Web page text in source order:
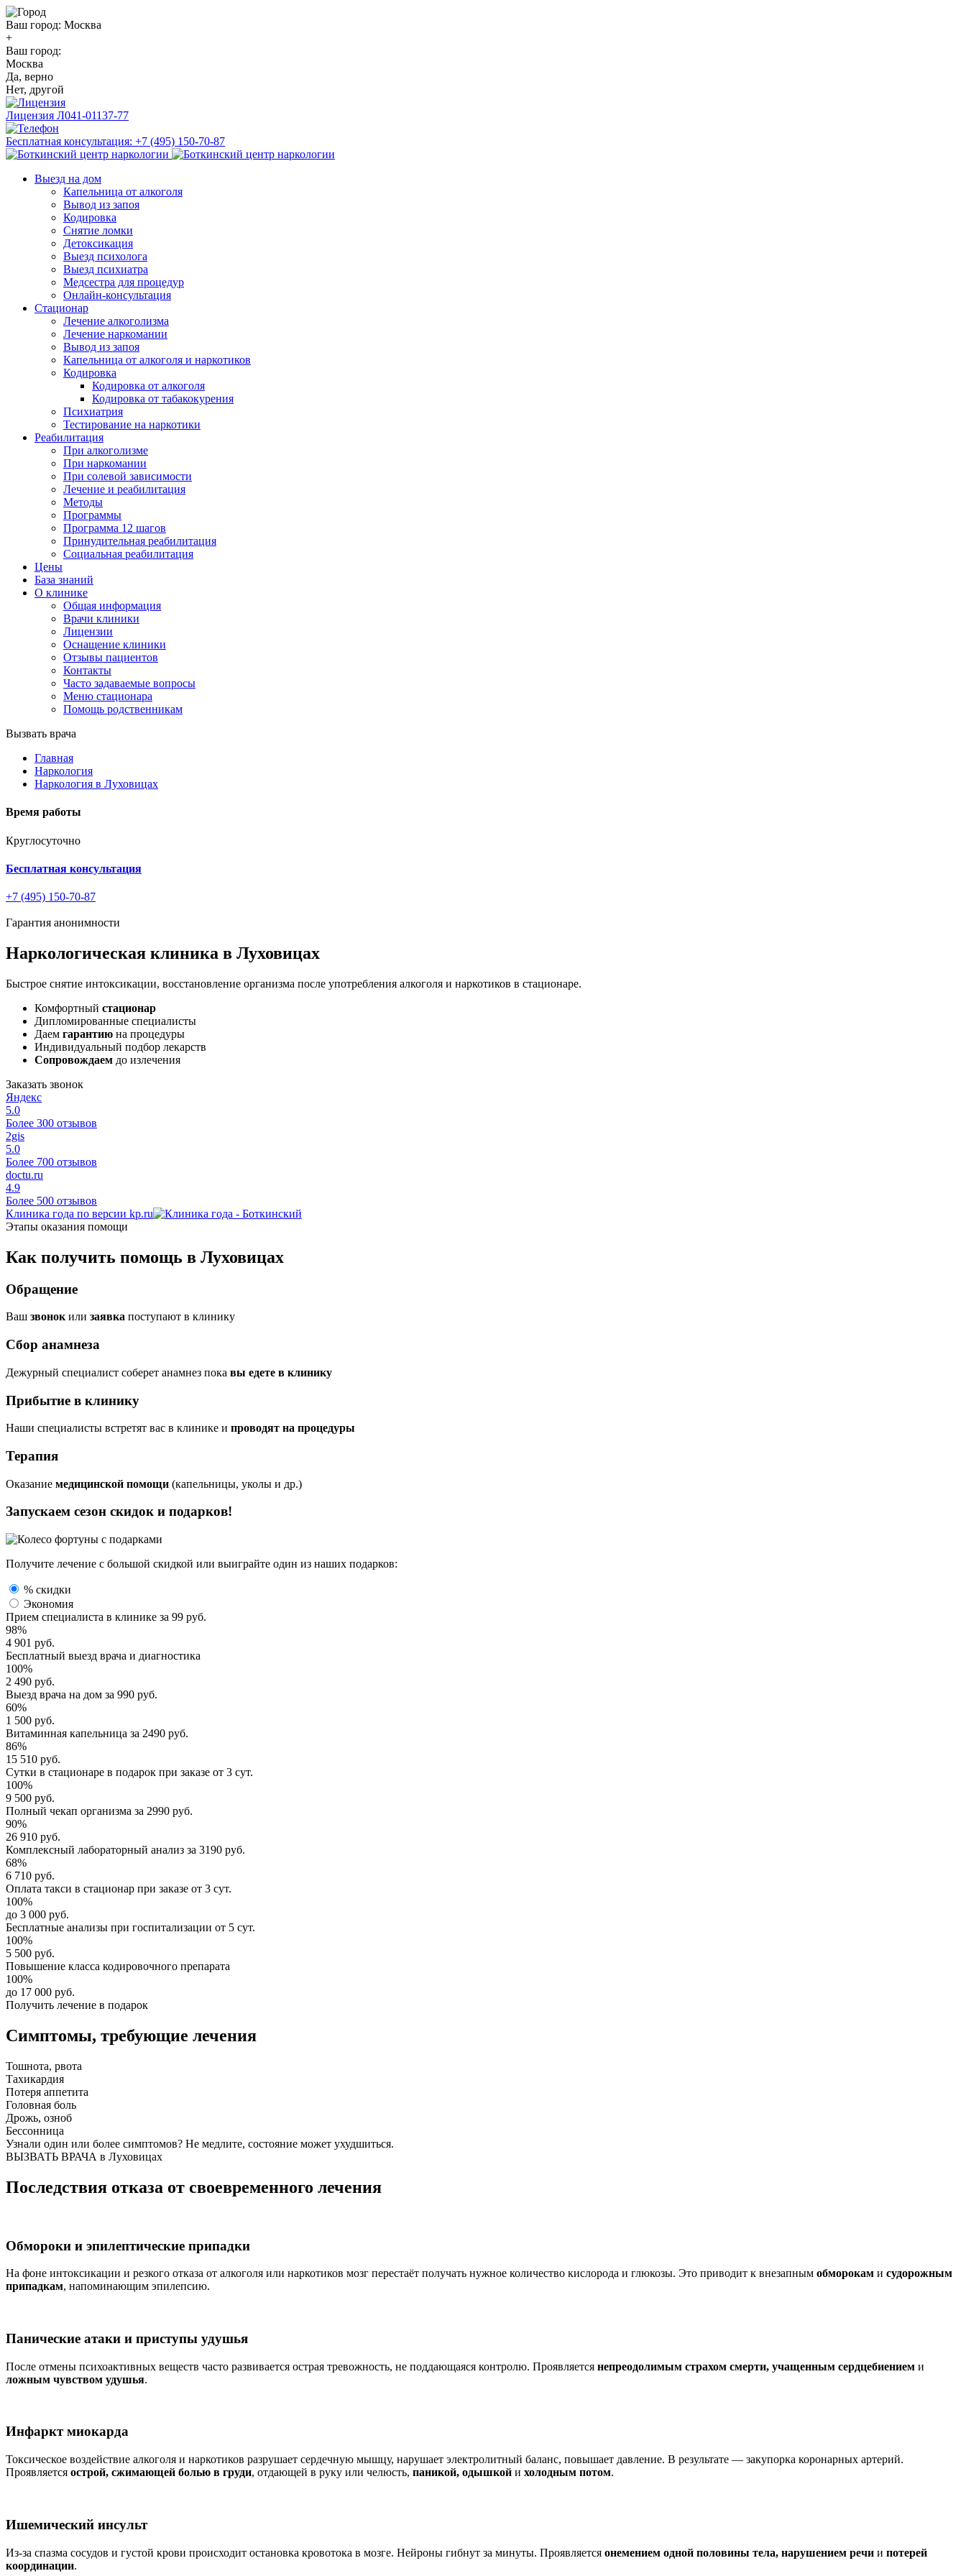
Ваш город: Москва
+
Ваш город:
Москва
Да, верно
Нет, другой
Лицензия Л041-01137-77
Бесплатная консультация: +7 (495) 150-70-87
Выезд на дом
Капельница от алкоголя
Вывод из запоя
Кодировка
Снятие ломки
Детоксикация
Выезд психолога
Выезд психиатра
Медсестра для процедур
Онлайн-консультация
Стационар
Лечение алкоголизма
Лечение наркомании
Вывод из запоя
Капельница от алкоголя и наркотиков
Кодировка
Кодировка от алкоголя
Кодировка от табакокурения
Психиатрия
Тестирование на наркотики
Реабилитация
При алкоголизме
При наркомании
При солевой зависимости
Лечение и реабилитация
Методы
Программы
Программа 12 шагов
Принудительная реабилитация
Социальная реабилитация
Цены
База знаний
О клинике
Общая информация
Врачи клиники
Лицензии
Оснащение клиники
Отзывы пациентов
Контакты
Часто задаваемые вопросы
Меню стационара
Помощь родственникам
Вызвать врача
Главная
Наркология
Наркология в Луховицах
Время работы
Круглосуточно
Бесплатная консультация
+7 (495) 150-70-87
Гарантия анонимности
Наркологическая клиника в Луховицах
Быстрое снятие интоксикации, восстановление организма после употребления алкоголя и наркотиков в стационаре.
Комфортный стационар
Дипломированные специалисты
Даем гарантию на процедуры
Индивидуальный подбор лекарств
Сопровождаем до излечения
Заказать звонок
Яндекс
5.0
Более 300 отзывов
2gis
5.0
Более 700 отзывов
doctu.ru
4.9
Более 500 отзывов
Клиника года по версии kp.ru
Этапы оказания помощи
Как получить помощь в Луховицах
Обращение
Ваш звонокили заявка поступают в клинику
Сбор анамнеза
Дежурный специалист соберет анамнез пока вы едете в клинику
Прибытие в клинику
Наши специалисты встретят вас в клинике и проводят на процедуры
Терапия
Оказание медицинской помощи (капельницы, уколы и др.)
Запускаем сезон скидок и подарков!
Получите лечение с большой скидкой или выиграйте один из наших подарков:
% скидки
Экономия
Прием специалиста в клинике за 99 руб.
98%
4 901 руб.
Бесплатный выезд врача и диагностика
100%
2 490 руб.
Выезд врача на дом за 990 руб.
60%
1 500 руб.
Витаминная капельница за 2490 руб.
86%
15 510 руб.
Сутки в стационаре в подарок при заказе от 3 сут.
100%
9 500 руб.
Полный чекап организма за 2990 руб.
90%
26 910 руб.
Комплексный лабораторный анализ за 3190 руб.
68%
6 710 руб.
Оплата такси в стационар при заказе от 3 сут.
100%
до 3 000 руб.
Бесплатные анализы при госпитализации от 5 сут.
100%
5 500 руб.
Повышение класса кодировочного препарата
100%
до 17 000 руб.
Получить лечение в подарок
Симптомы, требующие лечения
Тошнота, рвота
Тахикардия
Потеря аппетита
Головная боль
Дрожь, озноб
Бессонница
Узнали один или более симптомов? Не медлите, состояние может ухудшиться.
ВЫЗВАТЬ ВРАЧА в Луховицах
Последствия отказа от своевременного лечения
Обмороки и эпилептические припадки
На фоне интоксикации и резкого отказа от алкоголя или наркотиков мозг перестаёт получать нужное количество кислорода и глюкозы. Это приводит к внезапным обморокам и судорожным
припадкам, напоминающим эпилепсию.
Панические атаки и приступы удушья
После отмены психоактивных веществ часто развивается острая тревожность, не поддающаяся контролю. Проявляется непреодолимым страхом смерти, учащенным сердцебиением и
ложным чувством удушья.
Инфаркт миокарда
Токсическое воздействие алкоголя и наркотиков разрушает сердечную мышцу, нарушает электролитный баланс, повышает давление. В результате — закупорка коронарных артерий.
Проявляется острой, сжимающей болью в груди, отдающей в руку или челюсть, паникой, одышкой и холодным потом.
Ишемический инсульт
Из-за спазма сосудов и густой крови происходит остановка кровотока в мозге. Нейроны гибнут за минуты. Проявляется онемением одной половины тела, нарушением речи и потерей
координации.